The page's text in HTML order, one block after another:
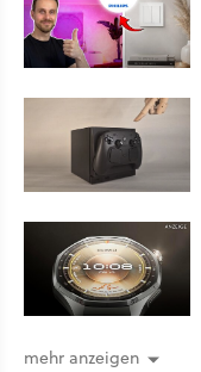
mehr anzeigen